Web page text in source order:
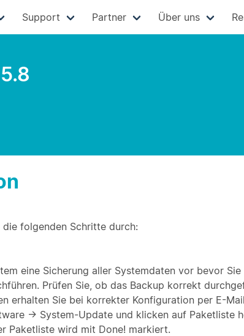
Support Partner Über uns
folgenden Schritte durch:
eine Sicherung aller Systemdaten vor bevor Sie
Prüfen Sie, ob das Backup korrekt
erhalten Sie bei korrekter Konfiguration per E-
→ System-Update und klicken auf Paketliste
Paketliste wird mit Done! markiert.